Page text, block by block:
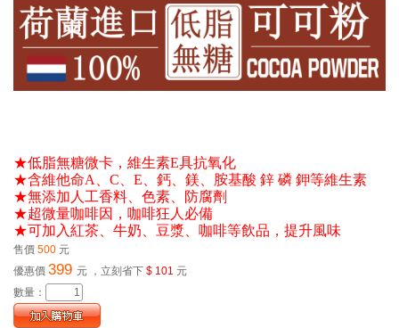
★低脂無糖微卡，維生素E具抗氧化
★含維他命A、C、E、鈣、鎂、胺基酸 鋅 磷 鉀等維生素
★無添加人工香料、色素、防腐劑
★超微量咖啡因，咖啡狂人必備
★可加入紅茶、牛奶、豆漿、咖啡等飲品，提升風味
售價 500 元
優惠價 399 元 ，立刻省下 $ 101 元
數量：